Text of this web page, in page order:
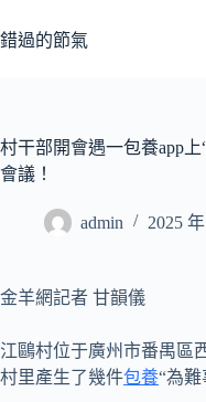
至
容
錯過的節氣
村干部開會遇一包養app
會議！
admin 2025
金羊網記者 甘韻儀
江鷗村位于廣州市番禺區
村里產生了幾件包養“為